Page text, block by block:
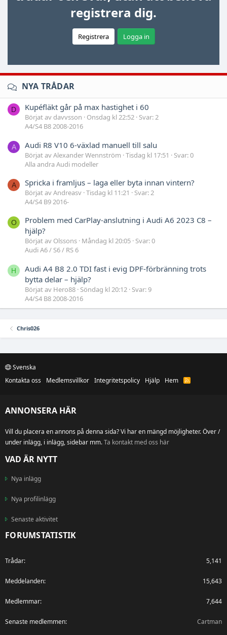
registrera dig.
Registrera Logga in
NYA TRÅDAR
D Kupéfläkt går på max hastighet i 60
Börjat av davvsson Onsdag kl 22:52 Svar: 2
A4/S4 B8 2008-2016
A Audi R8 V10 6-växlad manuell till salu
Börjat av Alexander Wennström Tisdag kl 17:51
Svar: 0
Alla andra Audi modeller
A Spricka i framljus – laga eller byta innan vintern?
Börjat av Andreasv Tisdag kl 11:21
Svar: 2
A4/S4 B9 2016-
O
Problem med CarPlay-anslutning i Audi A6 2023 C8 –
hjälp?
Börjat av Olssons Måndag kl 20:05 Svar: 0
Audi A6 / S6 / RS 6
H
Audi A4 B8 2.0 TDI fast i evig DPF-förbränning trots
bytta delar – hjälp?
Börjat av Hero88 Söndag kl 20:12 Svar: 9
A4/S4 B8 2008-2016
Chris026
Svenska
Kontakta oss
Medlemsvillkor Integritetspolicy Hjälp Hem
R
ANNONSERA HÄR
Vill du placera en annons på denna sida? Vi har en mängd möjligheter. Över /
under inlägg, i inlägg, sidebar mm.Ta kontakt med oss här
VAD ÄR NYTT
Nya inlägg
Nya profilinlägg
Senaste aktivitet
FORUMSTATISTIK
Trådar 5,141
Meddelanden 15,643
Medlemmar 7,644
Senaste medlemmen Cartman